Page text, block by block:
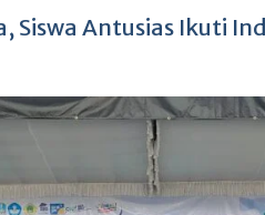
Siswa Antusias Ikuti